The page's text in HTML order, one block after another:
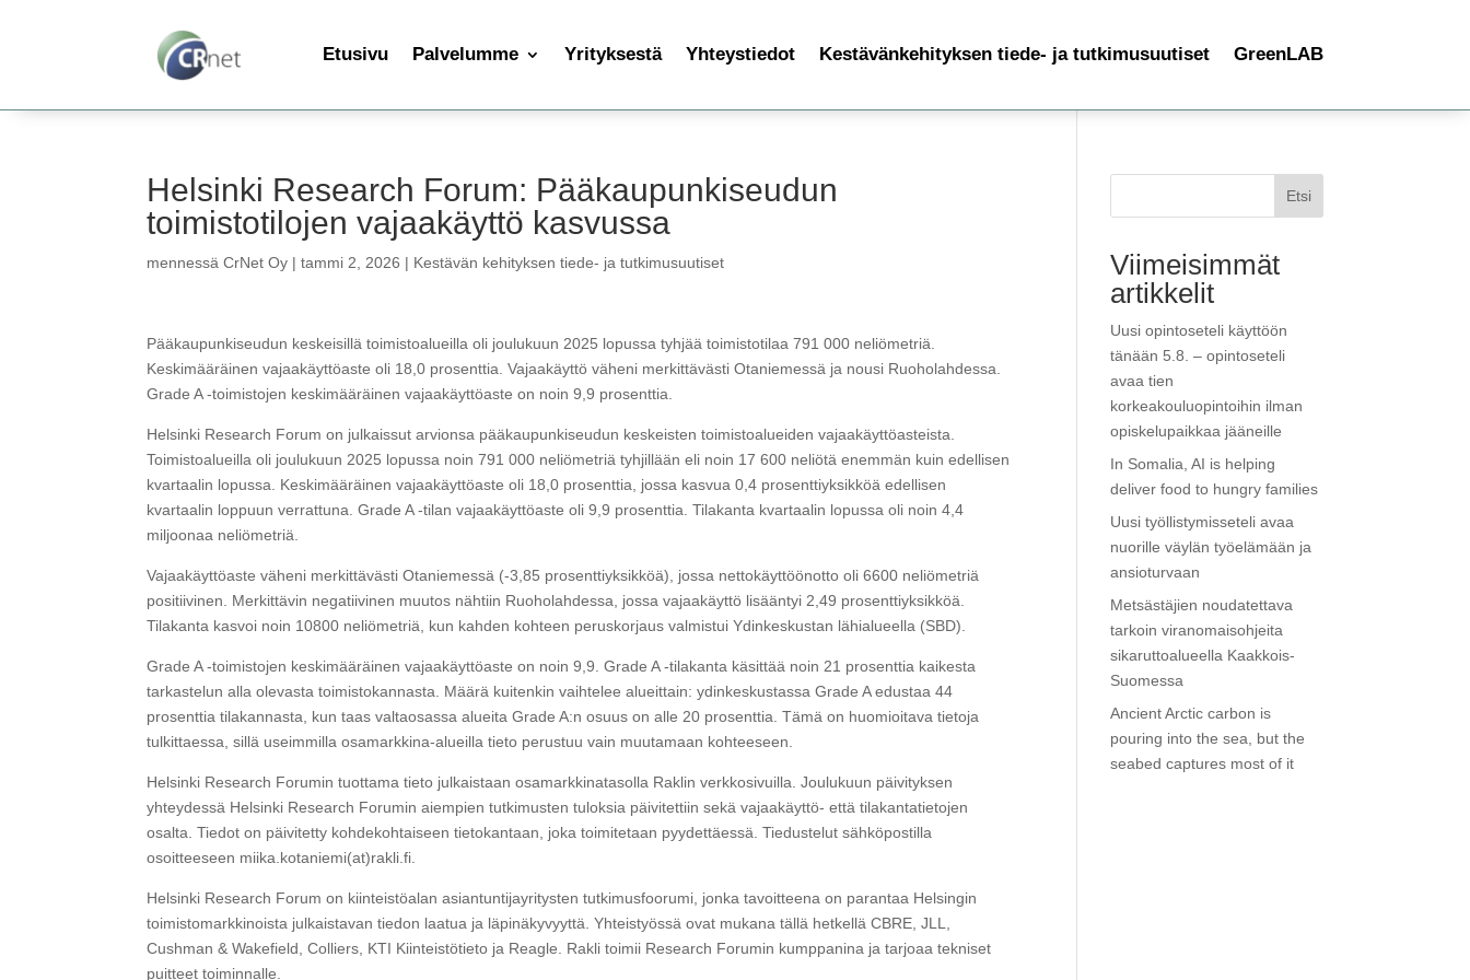
Etusivu Palvelumme Yrityksestä Yhteystiedot Kestävänkehityksen tiede- ja tutkimusuutiset GreenLAB
Helsinki Research Forum: Pääkaupunkiseudun
toimistotilojen vajaakäyttö kasvussa
mennessäCrNet Oy |tammi 2, 2026 | Kestävän kehityksen tiede- ja tutkimusuutiset
Pääkaupunkiseudun keskeisillä toimistoalueilla oli joulukuun 2025 lopussa tyhjää toimistotilaa 791 000 neliömetriä.
Keskimääräinen vajaakäyttöaste oli 18,0 prosenttia. Vajaakäyttö väheni merkittävästi Otaniemessä ja nousi Ruoholahdessa.
Grade A -toimistojen keskimääräinen vajaakäyttöaste on noin 9,9 prosenttia.
Helsinki Research Forum on julkaissut arvionsa pääkaupunkiseudun keskeisten toimistoalueiden vajaakäyttöasteista.
Toimistoalueilla oli joulukuun 2025 lopussa noin 791 000 neliömetriä tyhjillään eli noin 17 600 neliötä enemmän kuin edellisen
kvartaalin lopussa. Keskimääräinen vajaakäyttöaste oli 18,0 prosenttia, jossa kasvua 0,4 prosenttiyksikköä edellisen
kvartaalin loppuun verrattuna. Grade A -tilan vajaakäyttöaste oli 9,9 prosenttia. Tilakanta kvartaalin lopussa oli noin 4,4
miljoonaa neliömetriä.
Vajaakäyttöaste väheni merkittävästi Otaniemessä (-3,85 prosenttiyksikköä), jossa nettokäyttöönotto oli 6600 neliömetriä
positiivinen. Merkittävin negatiivinen muutos nähtiin Ruoholahdessa, jossa vajaakäyttö lisääntyi 2,49 prosenttiyksikköä.
Tilakanta kasvoi noin 10800 neliömetriä, kun kahden kohteen peruskorjaus valmistui Ydinkeskustan lähialueella (SBD).
Grade A -toimistojen keskimääräinen vajaakäyttöaste on noin 9,9. Grade A -tilakanta käsittää noin 21 prosenttia kaikesta
tarkastelun alla olevasta toimistokannasta. Määrä kuitenkin vaihtelee alueittain: ydinkeskustassa Grade A edustaa 44
prosenttia tilakannasta, kun taas valtaosassa alueita Grade A:n osuus on alle 20 prosenttia. Tämä on huomioitava tietoja
tulkittaessa, sillä useimmilla osamarkkina-alueilla tieto perustuu vain muutamaan kohteeseen.
Helsinki Research Forumin tuottama tieto julkaistaan osamarkkinatasolla Raklin verkkosivuilla. Joulukuun päivityksen
yhteydessä Helsinki Research Forumin aiempien tutkimusten tuloksia päivitettiin sekä vajaakäyttö- että tilakantatietojen
osalta. Tiedot on päivitetty kohdekohtaiseen tietokantaan, joka toimitetaan pyydettäessä. Tiedustelut sähköpostilla
osoitteeseen miika.kotaniemi(at)rakli.fi.
Helsinki Research Forum on kiinteistöalan asiantuntijayritysten tutkimusfoorumi, jonka tavoitteena on parantaa Helsingin
toimistomarkkinoista julkaistavan tiedon laatua ja läpinäkyvyyttä. Yhteistyössä ovat mukana tällä hetkellä CBRE, JLL,
Cushman & Wakefield, Colliers, KTI Kiinteistötieto ja Reagle. Rakli toimii Research Forumin kumppanina ja tarjoaa tekniset
puitteet toiminnalle.
Etsi
Viimeisimmät
artikkelit
Uusi opintoseteli käyttöön
tänään 5.8. – opintoseteli
avaa tien
korkeakouluopintoihin ilman
opiskelupaikkaa jääneille
In Somalia, AI is helping
deliver food to hungry families
Uusi työllistymisseteli avaa
nuorille väylän työelämään ja
ansioturvaan
Metsästäjien noudatettava
tarkoin viranomaisohjeita
sikaruttoalueella Kaakkois-
Suomessa
Ancient Arctic carbon is
pouring into the sea, but the
seabed captures most of it